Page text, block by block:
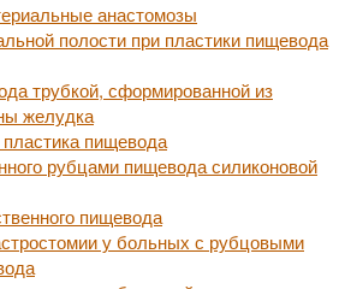
анастомозы
полости при пластики пищевода
трубкой, сформированной из
желудка
пищевода
рубцами пищевода силиконовой
пищевода
у больных с рубцовыми